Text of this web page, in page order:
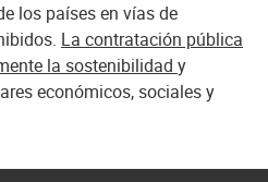
los países en vías de
La contratación pública
la sostenibilidad y
económicos, sociales y